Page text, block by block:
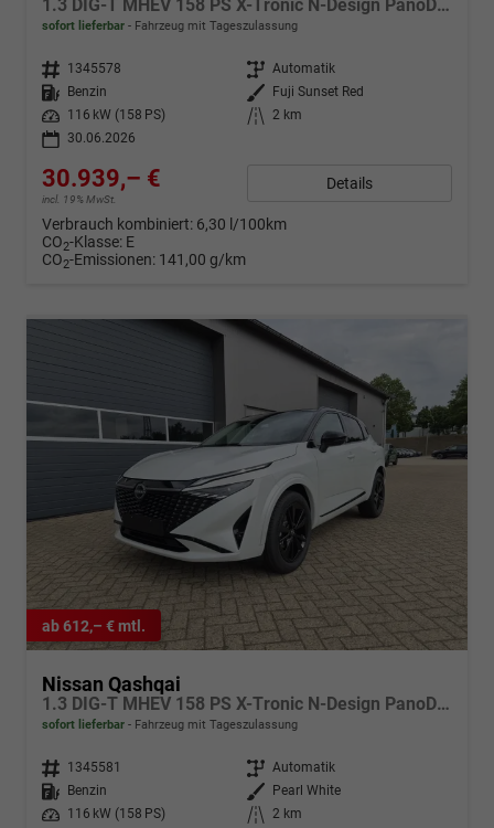
1.3 DIG-T MHEV 158 PS X-Tronic N-Design PanoDach Teil-Leder Klimaautomatik Sitzheizung Lenkradheizung Navi ACC PDC v+h 360°Kamera DAB Bluetooth Touchscreen Apple CarPlay Android Auto 19"Zoll
sofort lieferbar Fahrzeug mit Tageszulassung
Fahrzeugnr. 1345578 Getriebe Automatik
Kraftstoff
Benzin Außenfarbe
Fuji Sunset Red
Leistung
116 kW (158 PS) Kilometerstand
2 km
30.06.2026
30.939,– €
incl. 19% MwSt.
Details
Verbrauch kombiniert: 6,30 l/100km
CO2-Klasse: E
CO2-Emissionen: 141,00 g/km
ab 612,– € mtl.
Nissan Qashqai
1.3 DIG-T MHEV 158 PS X-Tronic N-Design PanoDach Teil-Leder Klimaautomatik Sitzheizung Lenkradheizung Navi ACC PDC v+h 360°Kamera DAB Bluetooth Touchscreen Apple CarPlay Android Auto 19"Zoll
sofort lieferbar Fahrzeug mit Tageszulassung
Fahrzeugnr. 1345581 Getriebe Automatik
Kraftstoff
Benzin Außenfarbe
Pearl White
Leistung
116 kW (158 PS) Kilometerstand
2 km